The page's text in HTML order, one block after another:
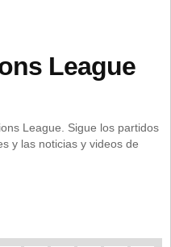
League
League. Sigue los partidos
y las noticias y videos de